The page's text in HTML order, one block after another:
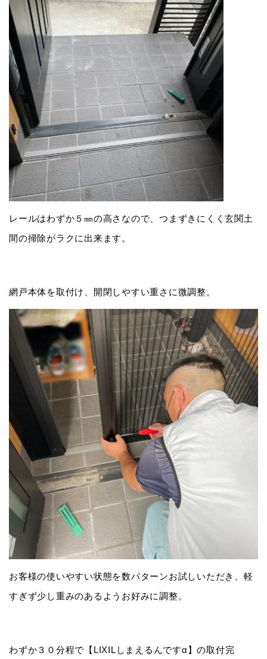
レールはわずか５㎜の高さなので、つまずきにくく玄関土
間の掃除がラクに出来ます。
網戸本体を取付け、開閉しやすい重さに微調整。
お客様の使いやすい状態を数パターンお試しいただき、軽
すぎず少し重みのあるようお好みに調整。
わずか３０分程で【LIXILしまえるんですα】の取付完